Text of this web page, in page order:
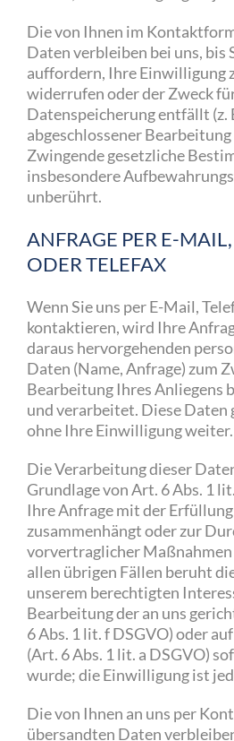
Die von Ihnen im
Daten verbleiben bei uns, bis
auffordern, Ihre Einwilligung
widerrufen oder der Zweck
Datenspeicherung entfällt (z.
abgeschlossener
Zwingende gesetzliche
insbesondere
unberührt.
ANFRAGE PER E-
ODER TELEFAX
Wenn Sie uns per E-Mail,
kontaktieren, wird Ihre
daraus hervorgehenden
Daten (Name, Anfrage) zum
Bearbeitung Ihres Anliegens
und verarbeitet. Diese Daten
ohne Ihre Einwilligung weiter.
Die Verarbeitung dieser
Grundlage von Art. 6 Abs. 1
Ihre Anfrage mit der
zusammenhängt oder zur
vorvertraglicher
allen übrigen Fällen beruht
unserem berechtigten
Bearbeitung der an uns
6 Abs. 1 lit. f DSGVO) oder
(Art. 6 Abs. 1 lit. a DSGVO)
wurde; die Einwilligung ist
Die von Ihnen an uns per
übersandten Daten